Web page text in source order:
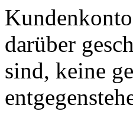
darüber
sind, keine